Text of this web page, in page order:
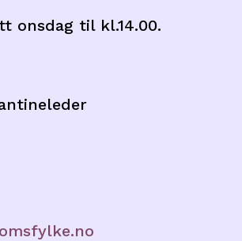
onsdag til kl.14.00.